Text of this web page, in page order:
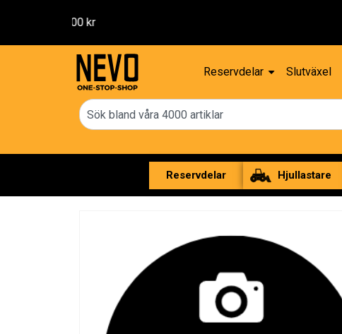
Reservdelar Slutväxel
Reservdelar Hjullastare